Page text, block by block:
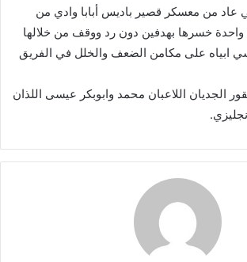
عاد من معسكر قصير باديس أبابا وادي من
واحدة خسرها بهدفين دون رد ووقف من خلالها
ابياه على مكامن الضعف والخلل في الفريق
الجديان اللاعبان محمد وابوبكر عيسى اللذان